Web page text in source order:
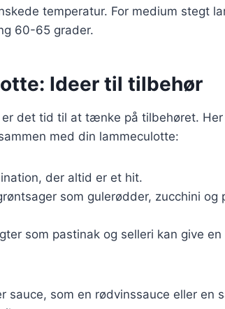
temperatur. For medium stegt
60-65 grader.
Ideer til tilbehør
det tid til at tænke på tilbehøret. Her
med din lammeculotte:
der altid er et hit.
som gulerødder, zucchini og
som pastinak og selleri kan give en
sauce, som en rødvinssauce eller en